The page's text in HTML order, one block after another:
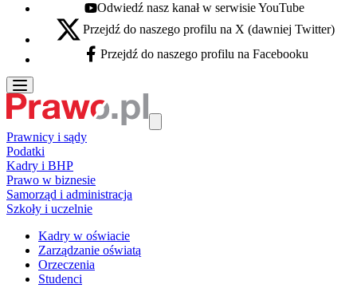
Youtube - otwiera się w nowej karcie
Odwiedź nasz kanał w serwisie YouTube
X - otwiera się w nowej karcie
Przejdź do naszego profilu na X (dawniej Twitter)
Facebook - otwiera się w nowej karcie
Przejdź do naszego profilu na Facebooku
Prawnicy i sądy
Podatki
Kadry i BHP
Prawo w biznesie
Samorząd i administracja
Szkoły i uczelnie
Kadry w oświacie
Zarządzanie oświatą
Orzeczenia
Studenci